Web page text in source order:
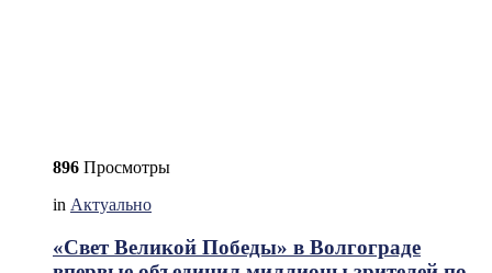
896 Просмотры
in Актуально
«Свет Великой Победы» в Волгограде